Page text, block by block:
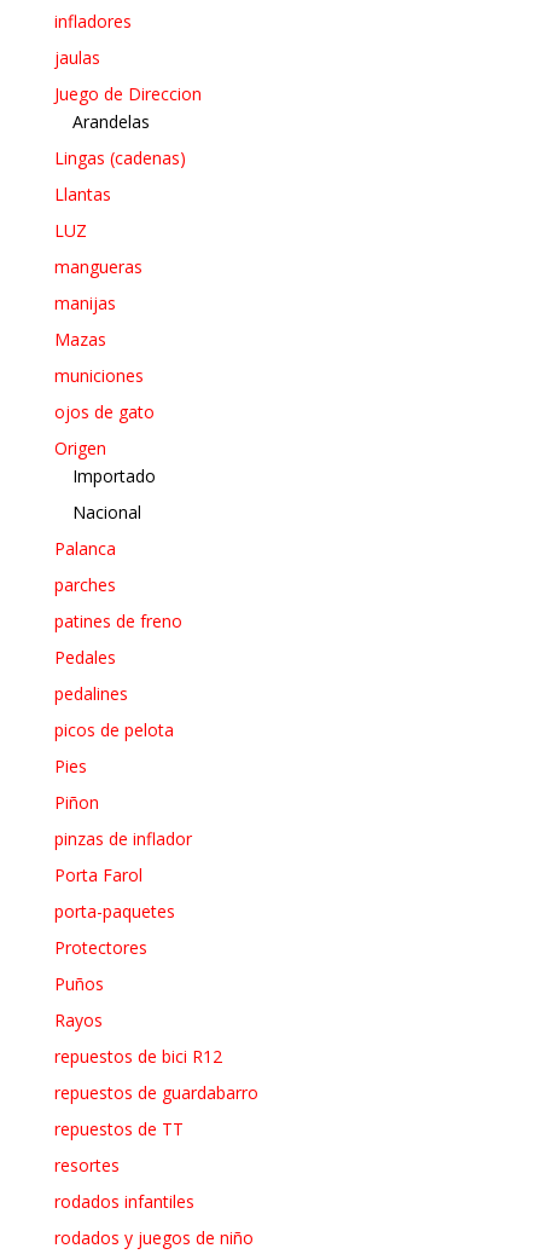
infladores
jaulas
Juego de Direccion
Arandelas
Lingas (cadenas)
Llantas
LUZ
mangueras
manijas
Mazas
municiones
ojos de gato
Origen
Importado
Nacional
Palanca
parches
patines de freno
Pedales
pedalines
picos de pelota
Pies
Piñon
pinzas de inflador
Porta Farol
porta-paquetes
Protectores
Puños
Rayos
repuestos de bici R12
repuestos de guardabarro
repuestos de TT
resortes
rodados infantiles
rodados y juegos de niño